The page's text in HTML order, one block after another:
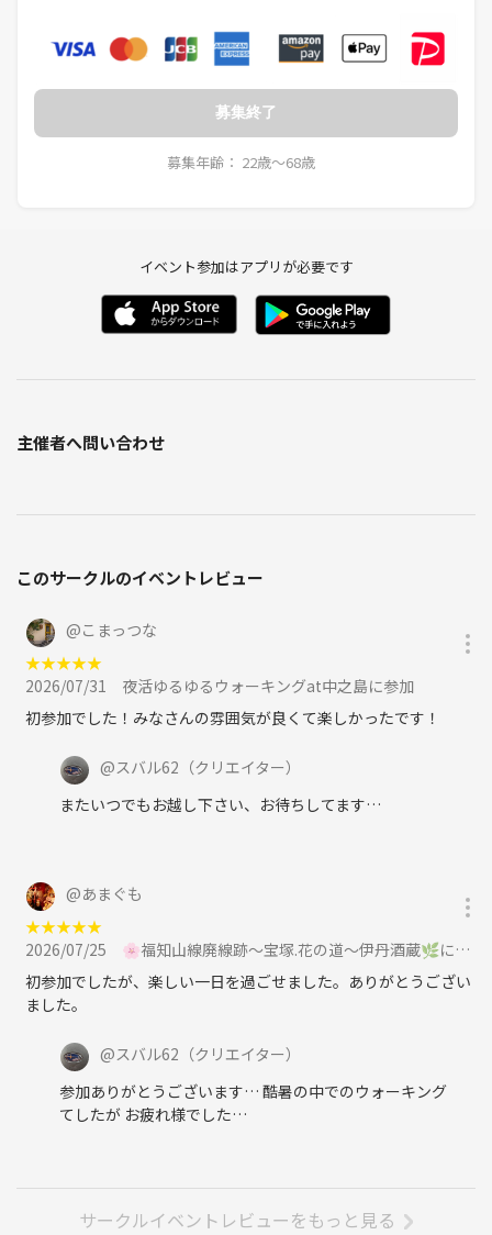
・イベント中のゴミは各自で持ち帰り、分別して処理してください。
・イベント中の怪我や事故については、自己責任でお願いします。
・営業、宗教等の勧誘、ナンパ目的等々の方の参加は御遠慮ください。
勧誘や迷惑行為は禁止です。また、イベントの様子をSNSなどに無許可
で投稿しないようお願いします。
募集終了
募集年齢： 22歳〜68歳
イベント参加はアプリが必要です
主催者へ問い合わせ
このサークルのイベントレビュー
@こまっつな
★★★★★
2026/07/31
夜活ゆるゆるウォーキングat中之島に参加
初参加でした！みなさんの雰囲気が良くて楽しかったです！
@スバル62 （クリエイター）
またいつでもお越し下さい、お待ちしてます…
@あまぐも
★★★★★
2026/07/25
🌸福知山線廃線跡〜宝塚.花の道〜伊丹酒蔵🌿に参加
初参加でしたが、楽しい一日を過ごせました。ありがとうござい
ました。
@スバル62 （クリエイター）
参加ありがとうございます… 酷暑の中でのウォーキング
てしたが お疲れ様でした…
サークルイベントレビューをもっと見る